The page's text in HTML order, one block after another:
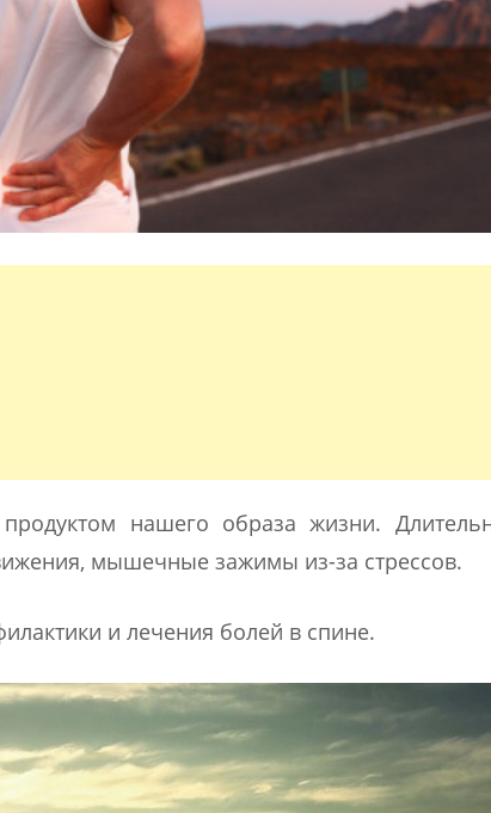
нашего образа жизни.
мышечные зажимы из-за стрессов.
и лечения болей в спине.